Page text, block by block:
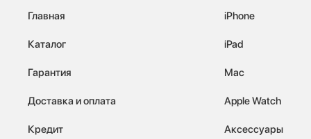
Главная
Каталог
Гарантия
Доставка и оплата
Кредит
iPhone
iPad
Mac
Apple Watch
Аксессуары